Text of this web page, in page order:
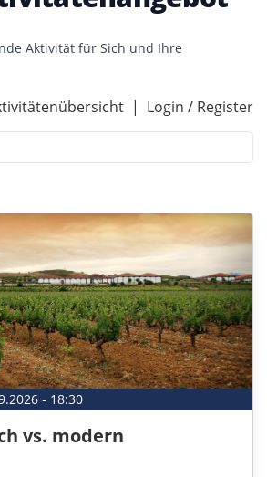
Aktivität für Sich und Ihre
| Login / Register
- 18:30
vs. modern